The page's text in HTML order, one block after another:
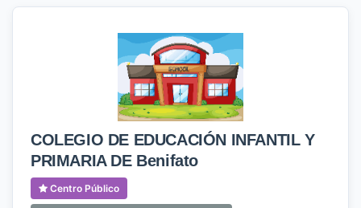
COLEGIO DE EDUCACIÓN INFANTIL Y
PRIMARIA DE Benifato
Centro Público